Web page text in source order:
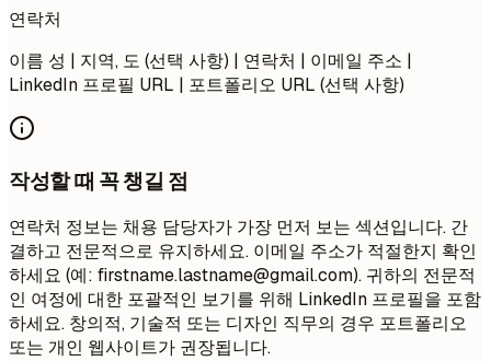
연락처
이름 성 | 지역, 도 (선택 사항) | 연락처 | 이메일 주소 |
LinkedIn 프로필 URL | 포트폴리오 URL (선택 사항)
작성할 때 꼭 챙길 점
연락처 정보는 채용 담당자가 가장 먼저 보는 섹션입니다. 간
결하고 전문적으로 유지하세요. 이메일 주소가 적절한지 확인
하세요 (예: firstname.lastname@gmail.com). 귀하의 전문적
인 여정에 대한 포괄적인 보기를 위해 LinkedIn 프로필을 포함
하세요. 창의적, 기술적 또는 디자인 직무의 경우 포트폴리오
또는 개인 웹사이트가 권장됩니다.